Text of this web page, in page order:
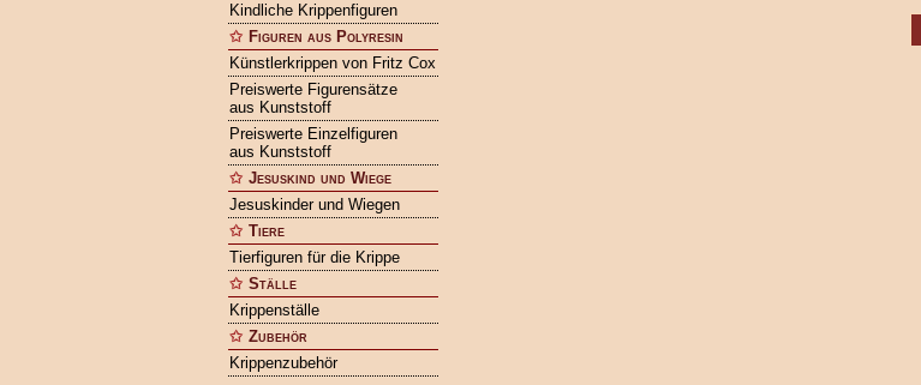
Kindliche Krippenfiguren
Figuren aus Polyresin
Künstlerkrippen von Fritz Cox
Preiswerte Figurensätze
aus Kunststoff
Preiswerte Einzelfiguren
aus Kunststoff
Jesuskind und Wiege
Jesuskinder und Wiegen
Tiere
Tierfiguren für die Krippe
Ställe
Krippenställe
Zubehör
Krippenzubehör